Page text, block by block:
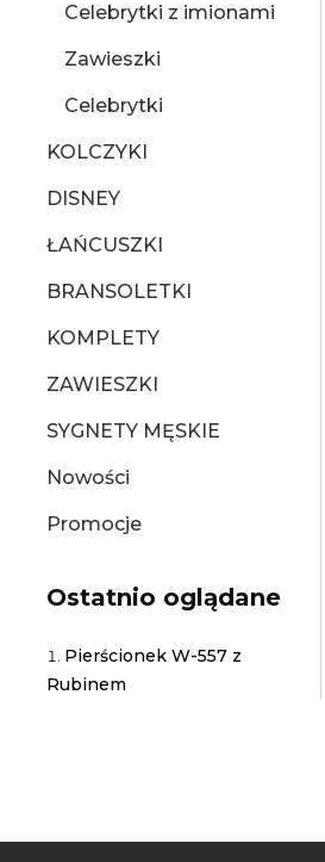
Celebrytki z imionami
Zawieszki
Celebrytki
KOLCZYKI
DISNEY
ŁAŃCUSZKI
BRANSOLETKI
KOMPLETY
ZAWIESZKI
SYGNETY MĘSKIE
Nowości
Promocje
Ostatnio oglądane
Pierścionek W-557 z
Rubinem